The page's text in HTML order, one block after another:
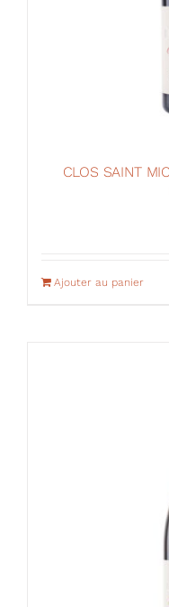
CLOS SAINT
Ajouter au panier